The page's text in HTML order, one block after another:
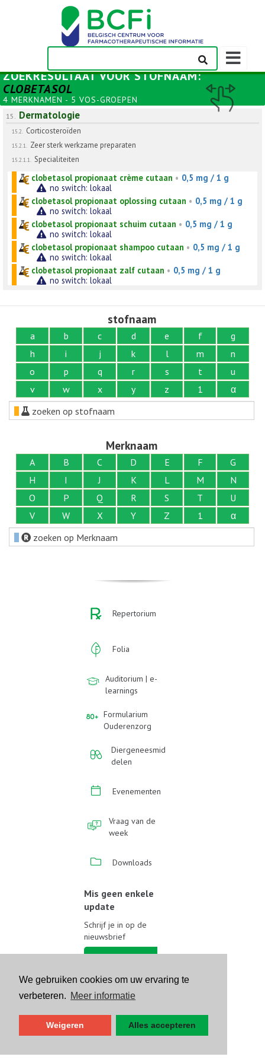
We gebruiken cookies om uw ervaring te
verbeteren. Meer informatie
Weigeren Alles accepteren
ZOEKRESULTAAT VOORSTOFNAAM:
CLOBETASOL
4 MERKNAMEN - 5 VOS-GROEPEN
15. Dermatologie
15.2. Corticosteroïden
15.2.1. Zeer sterk werkzame preparaten
15.2.1.1. Specialiteiten
clobetasol propionaat crème cutaan • 0,5 mg / 1 g
no switch: lokaal
clobetasol propionaat oplossing cutaan • 0,5 mg / 1 g
no switch: lokaal
clobetasol propionaat schuim cutaan • 0,5 mg / 1 g
no switch: lokaal
clobetasol propionaat shampoo cutaan • 0,5 mg / 1 g
no switch: lokaal
clobetasol propionaat zalf cutaan • 0,5 mg / 1 g
no switch: lokaal
stofnaam
a b c d e f
g
h
i j k l m
n
o
p q r s t
u
v
w x y z 1
α
zoeken op stofnaam
Merknaam
A B C D E F
G
H
I J K L M
N
O
P Q R S T
U
V
W X Y Z 1
α
zoeken op Merknaam
Repertorium
Folia
Auditorium | e-
learnings
Formularium
Ouderenzorg
Diergeneesmid
delen
Evenementen
Vraag van de
week
Downloads
Mis geen enkele
update
Schrijf je in op de
nieuwsbrief
Volg ons op sociale media